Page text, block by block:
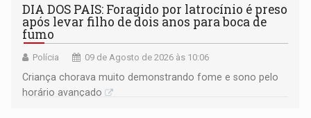
DIA DOS PAIS: Foragido por latrocínio é preso
após levar filho de dois anos para boca de
fumo
Polícia 09 de Agosto de 2026 às 10:06
Criança chorava muito demonstrando fome e sono pelo
horário avançado